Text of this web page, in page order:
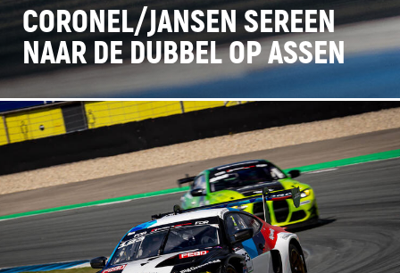
CORONEL/JANSEN SEREEN
NAAR DE DUBBEL OP ASSEN